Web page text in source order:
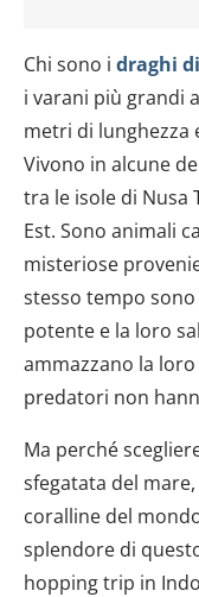
Chi sono i draghi
i varani più grandi
metri di lunghezza
Vivono in alcune
tra le isole di Nusa
Est. Sono animali
misteriose
stesso tempo
potente e la loro
ammazzano la
predatori non
Ma perché
sfegatata del
coralline del
splendore di
hopping trip in